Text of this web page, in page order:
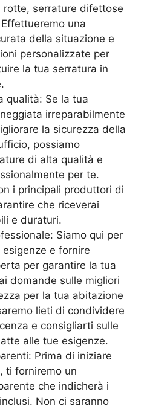
rotte, serrature difettose
una
della situazione e
personalizzate per
la tua serratura in
qualità: Se la tua
irreparabilmente
la sicurezza della
possiamo
di alta qualità e
per te.
i principali produttori di
che riceverai
e duraturi.
Siamo qui per
e fornire
per garantire la tua
domande sulle migliori
per la tua abitazione
lieti di condividere
e consigliarti sulle
alle tue esigenze.
Prima di iniziare
ti forniremo un
che indicherà i
Non ci saranno